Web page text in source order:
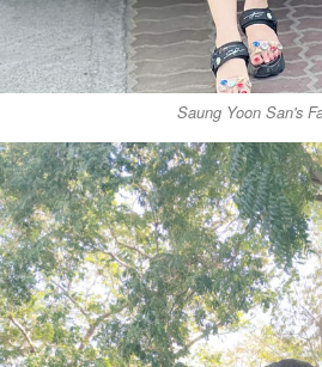
Saung Yoon San's